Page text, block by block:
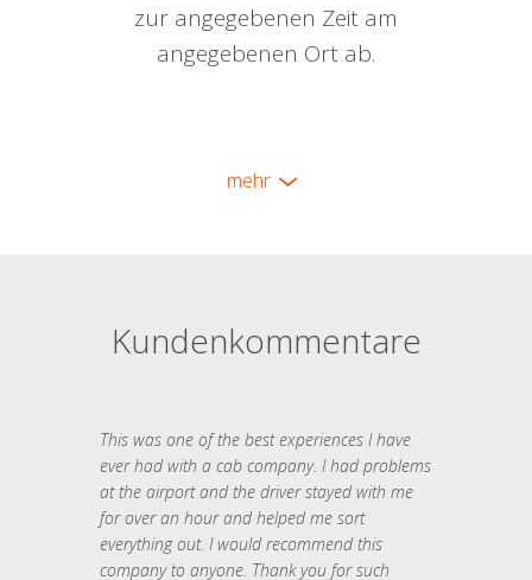
zur angegebenen Zeit am
angegebenen Ort ab.
mehr
Kundenkommentare
This was one of the best experiences I have
ever had with a cab company. I had problems
at the airport and the driver stayed with me
for over an hour and helped me sort
everything out. I would recommend this
company to anyone. Thank you for such